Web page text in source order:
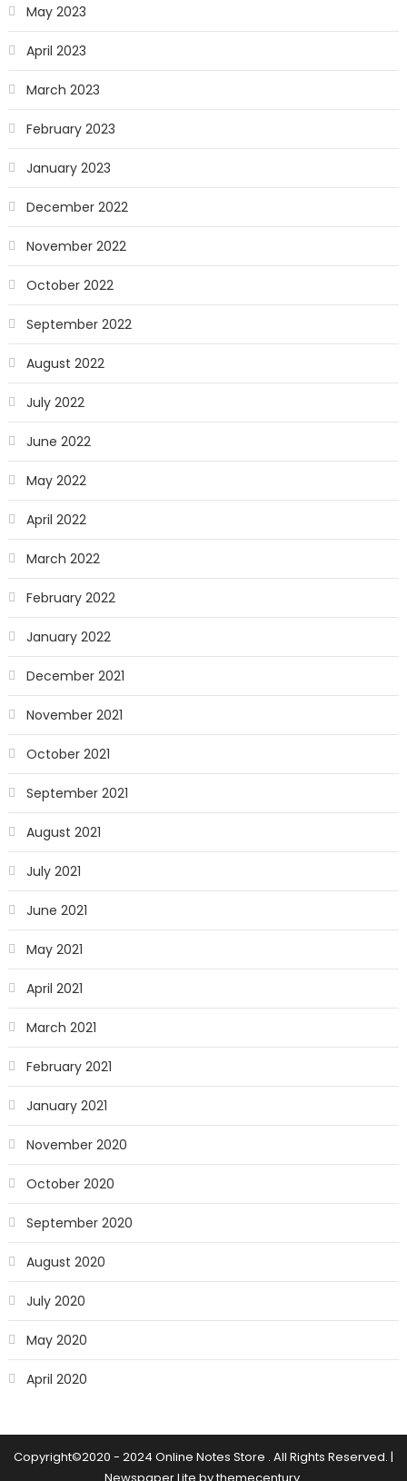
May 2023
April 2023
March 2023
February 2023
January 2023
December 2022
November 2022
October 2022
September 2022
August 2022
July 2022
June 2022
May 2022
April 2022
March 2022
February 2022
January 2022
December 2021
November 2021
October 2021
September 2021
August 2021
July 2021
June 2021
May 2021
April 2021
March 2021
February 2021
January 2021
November 2020
October 2020
September 2020
August 2020
July 2020
May 2020
April 2020
Copyright©2020 - 2024 Online Notes Store . All Rights Reserved. |